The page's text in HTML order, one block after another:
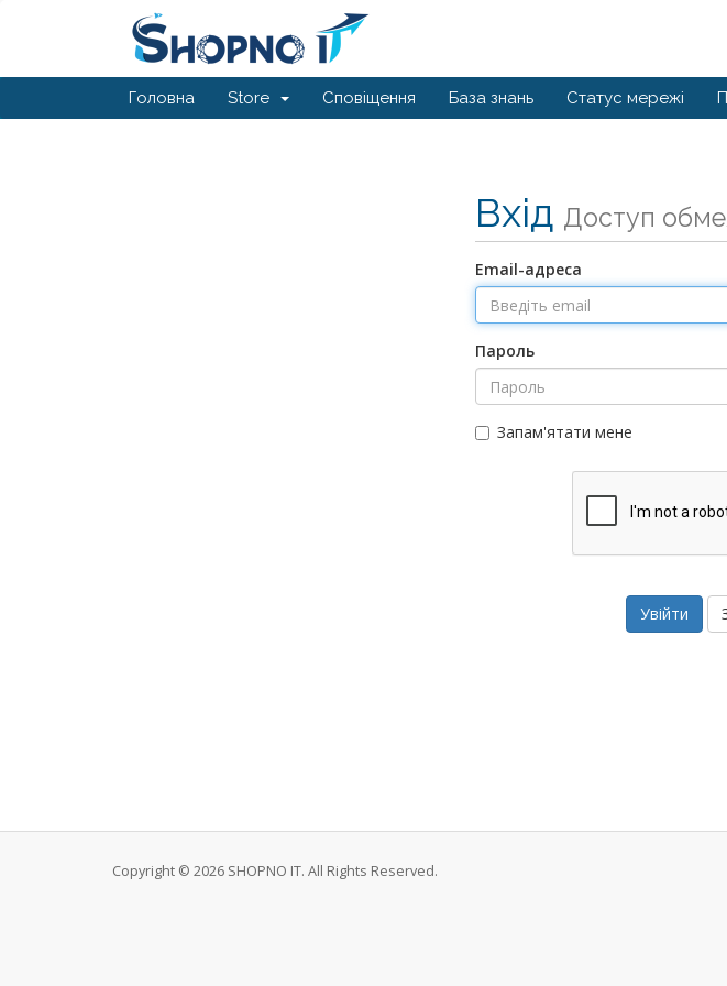
Головна Store Сповіщення База знань Статус мережі
Вхід Доступ
Email-адреса
Пароль
Запам'ятати мене
Copyright © 2026 SHOPNO IT. All Rights Reserved.